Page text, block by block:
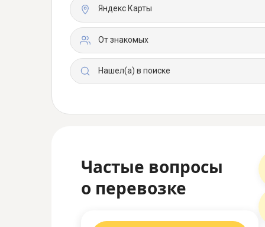
Яндекс Карты
От знакомых
Нашел(а) в поиске
Частые вопросы
о перевозке